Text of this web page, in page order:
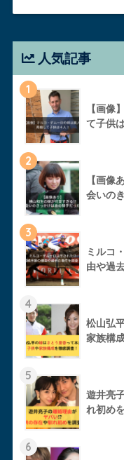
人気記事
1
【画像
て子供
2
【画像
会いの
3
ミルコ
由や過
4
松山弘
家族構
5
遊井亮
れ初め
6